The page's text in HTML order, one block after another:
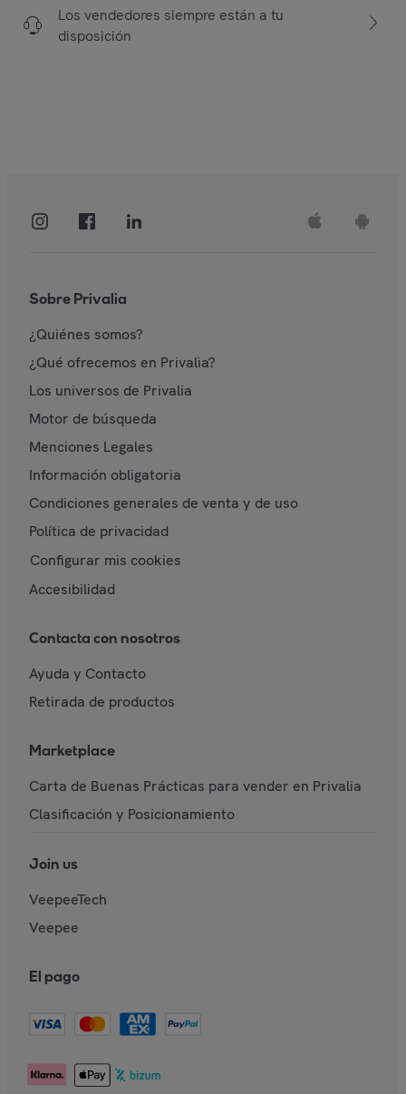
Los vendedores siempre están a tu
disposición
Sobre Privalia
¿Quiénes somos?
¿Qué ofrecemos en Privalia?
Los universos de Privalia
Motor de búsqueda
Menciones Legales
Información obligatoria
Condiciones generales de venta y de uso
Política de privacidad
Configurar mis cookies
Accesibilidad
Contacta con nosotros
Ayuda y Contacto
Retirada de productos
Marketplace
Carta de Buenas Prácticas para vender en Privalia
Clasificación y Posicionamiento
Join us
VeepeeTech
Veepee
El pago